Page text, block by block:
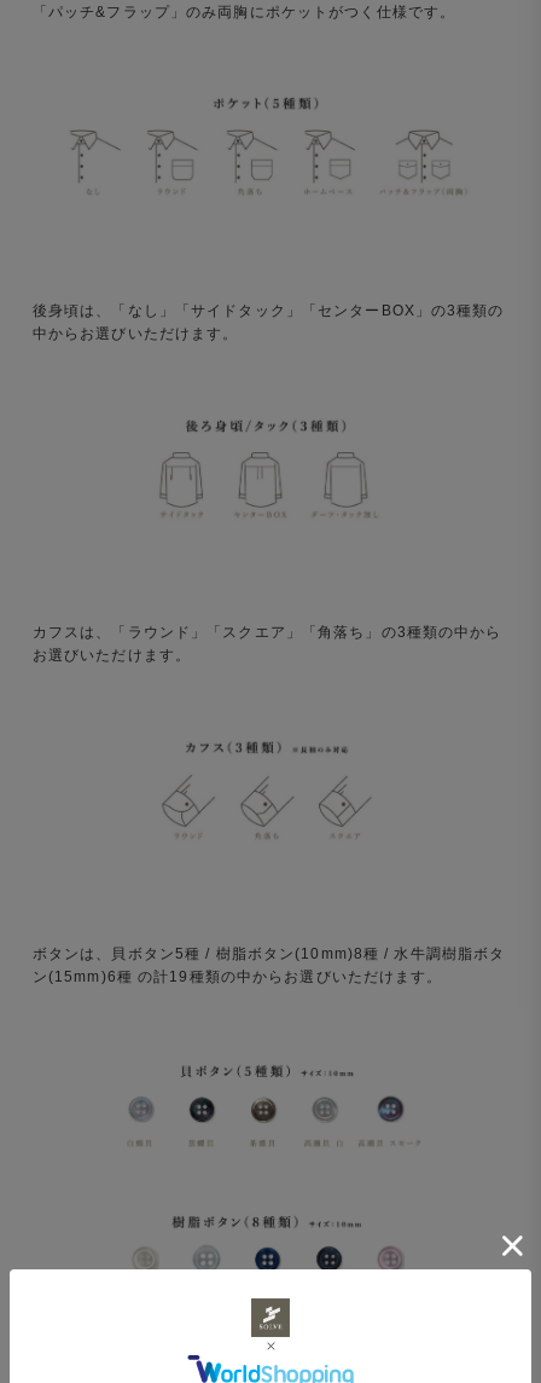
「パッチ&フラップ」のみ両胸にポケットがつく仕様です。
後身頃は、「なし」「サイドタック」「センターBOX」の3種類の
中からお選びいただけます。
カフスは、「ラウンド」「スクエア」「角落ち」の3種類の中から
お選びいただけます。
ボタンは、貝ボタン5種 / 樹脂ボタン(10mm)8種 / 水牛調樹脂ボタ
ン(15mm)6種 の計19種類の中からお選びいただけます。